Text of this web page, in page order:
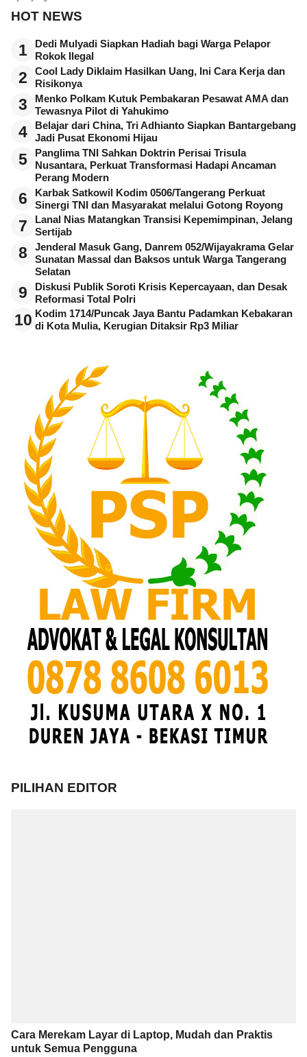
HOT NEWS
1
Dedi Mulyadi Siapkan Hadiah bagi Warga Pelapor
Rokok Ilegal
2
Cool Lady Diklaim Hasilkan Uang, Ini Cara Kerja dan
Risikonya
3
Menko Polkam Kutuk Pembakaran Pesawat AMA dan
Tewasnya Pilot di Yahukimo
4
Belajar dari China, Tri Adhianto Siapkan Bantargebang
Jadi Pusat Ekonomi Hijau
5
Panglima TNI Sahkan Doktrin Perisai Trisula
Nusantara, Perkuat Transformasi Hadapi Ancaman
Perang Modern
6
Karbak Satkowil Kodim 0506/Tangerang Perkuat
Sinergi TNI dan Masyarakat melalui Gotong Royong
7
Lanal Nias Matangkan Transisi Kepemimpinan, Jelang
Sertijab
8
Jenderal Masuk Gang, Danrem 052/Wijayakrama Gelar
Sunatan Massal dan Baksos untuk Warga Tangerang
Selatan
9
Diskusi Publik Soroti Krisis Kepercayaan, dan Desak
Reformasi Total Polri
10 Kodim 1714/Puncak Jaya Bantu Padamkan Kebakaran
di Kota Mulia, Kerugian Ditaksir Rp3 Miliar
PILIHAN EDITOR
Cara Merekam Layar di Laptop, Mudah dan Praktis
untuk Semua Pengguna